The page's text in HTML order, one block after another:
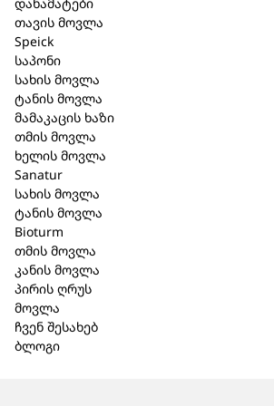
თავის მოვლა
Speick
საპონი
სახის მოვლა
ტანის მოვლა
მამაკაცის ხაზი
თმის მოვლა
ხელის მოვლა
Sanatur
სახის მოვლა
ტანის მოვლა
Bioturm
თმის მოვლა
კანის მოვლა
პირის ღრუს
მოვლა
ჩვენ შესახებ
ბლოგი
ჩოგბურთს მენტალურ
რადგან ის კარგია არამხოლოდ
სხეულისთვის, გონებისთვისაც.
დროს, მოძრაობაშია სხეულის
ყველა კუნთი, რაც გამძლეობას
გვივითარებს. ამასთან ერთად,
განტვირთვისა და
დანიშნულებაც აქვს.
ფიზიკური აქტივობა და სწორი
მოწესრიგებაშიც გვეხმარება,
კიდევ ერთი დამატებითი
დაღლილი სხეული ბაქტერიების
ადგილია.